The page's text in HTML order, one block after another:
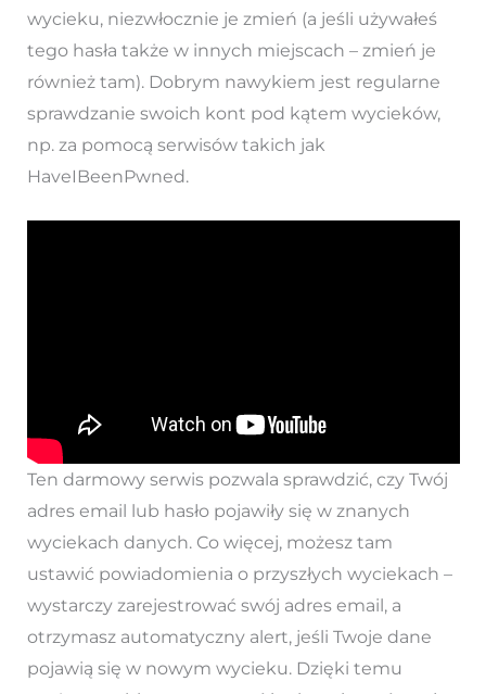
wycieku, niezwłocznie je zmień (a jeśli używałeś
tego hasła także w innych miejscach – zmień je
również tam). Dobrym nawykiem jest regularne
sprawdzanie swoich kont pod kątem wycieków,
np. za pomocą serwisów takich jak
HaveIBeenPwned.
Ten darmowy serwis pozwala sprawdzić, czy Twój
adres email lub hasło pojawiły się w znanych
wyciekach danych. Co więcej, możesz tam
ustawić powiadomienia o przyszłych wyciekach –
wystarczy zarejestrować swój adres email, a
otrzymasz automatyczny alert, jeśli Twoje dane
pojawią się w nowym wycieku. Dzięki temu